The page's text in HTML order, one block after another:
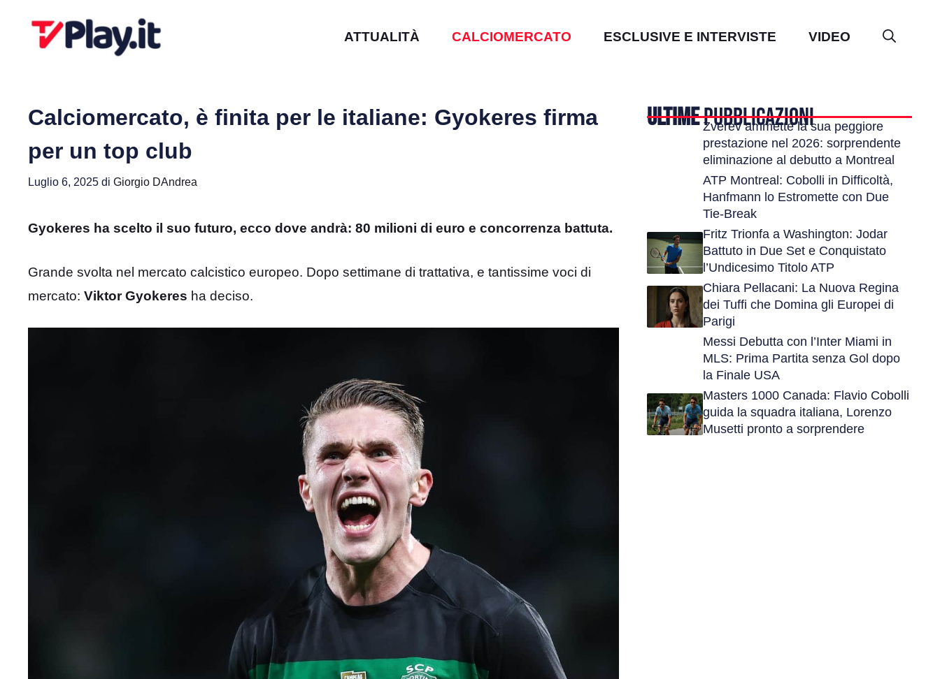
ATTUALITÀ CALCIOMERCATO ESCLUSIVE E INTERVISTE VIDEO
Calciomercato, è finita per le italiane: Gyokeres firma
per un top club
Luglio 6, 2025 di Giorgio DAndrea
Gyokeres ha scelto il suo futuro, ecco dove andrà: 80 milioni di euro e concorrenza battuta.
Grande svolta nel mercato calcistico europeo. Dopo settimane di trattativa, e tantissime voci di
mercato: Viktor Gyokeres ha deciso.
ULTIMEPUBBLICAZIONI
Zverev ammette la sua peggiore
prestazione nel 2026: sorprendente
eliminazione al debutto a Montreal
ATP Montreal: Cobolli in Difficoltà,
Hanfmann lo Estromette con Due
Tie-Break
Fritz Trionfa a Washington: Jodar
Battuto in Due Set e Conquistato
l’Undicesimo Titolo ATP
Chiara Pellacani: La Nuova Regina
dei Tuffi che Domina gli Europei di
Parigi
Messi Debutta con l’Inter Miami in
MLS: Prima Partita senza Gol dopo
la Finale USA
Masters 1000 Canada: Flavio Cobolli
guida la squadra italiana, Lorenzo
Musetti pronto a sorprendere